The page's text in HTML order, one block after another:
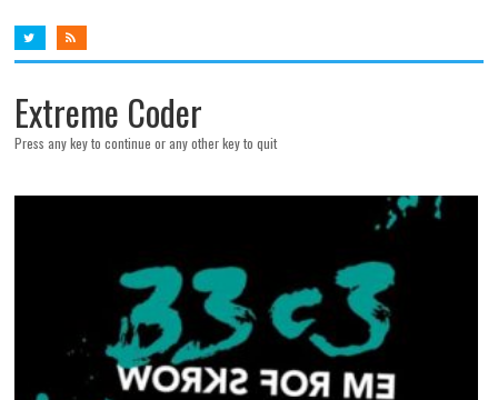
Extreme Coder
Press any key to continue or any other key to quit